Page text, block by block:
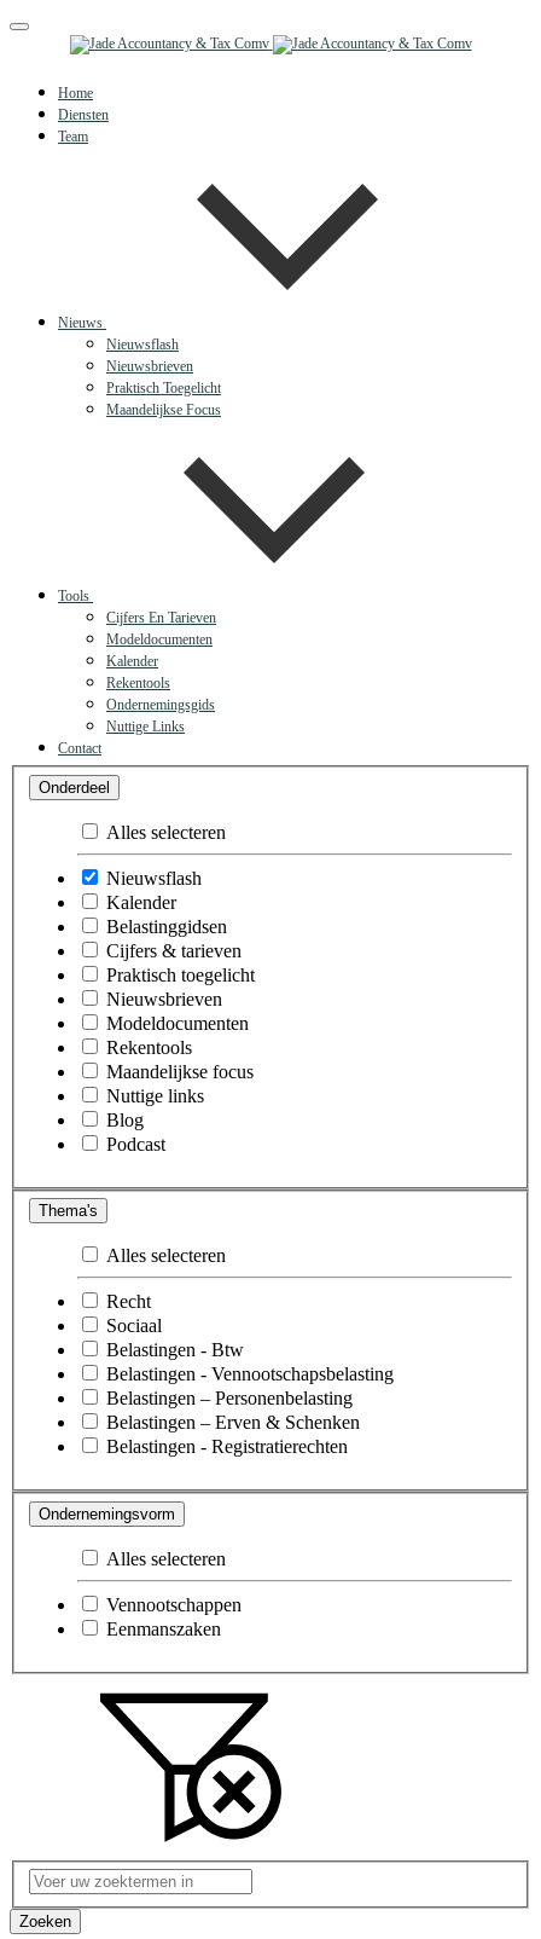
Toggle
navigation
Home
Diensten
Team
Nieuws
Nieuwsflash
Nieuwsbrieven
Praktisch Toegelicht
Maandelijkse Focus
Tools
Cijfers En Tarieven
Modeldocumenten
Kalender
Rekentools
Ondernemingsgids
Nuttige Links
Contact
Nieuwsflash
Onderdeel
Alles selecteren
Nieuwsflash
Kalender
Belastinggidsen
Cijfers & tarieven
Praktisch toegelicht
Nieuwsbrieven
Modeldocumenten
Rekentools
Maandelijkse focus
Nuttige links
Blog
Podcast
Thema's
Alles selecteren
Recht
Sociaal
Belastingen - Btw
Belastingen - Vennootschapsbelasting
Belastingen – Personenbelasting
Belastingen – Erven & Schenken
Belastingen - Registratierechten
Ondernemingsvorm
Alles selecteren
Vennootschappen
Eenmanszaken
Voer
uw
zoektermen
Zoeken